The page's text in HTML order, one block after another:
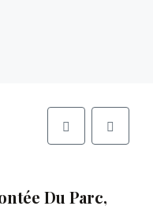
Du Parc,